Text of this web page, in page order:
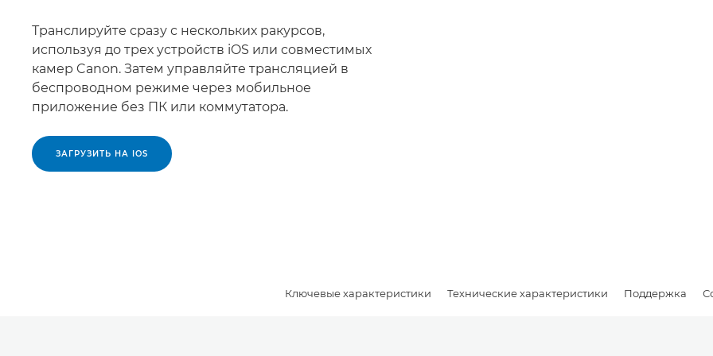
Транслируйте сразу с нескольких ракурсов,
используя до трех устройств iOS или совместимых
камер Canon. Затем управляйте трансляцией в
беспроводном режиме через мобильное
приложение без ПК или коммутатора.
ЗАГРУЗИТЬ НА IOS
Ключевые характеристики Технические характеристики Поддержка